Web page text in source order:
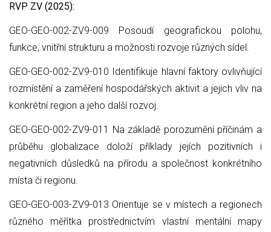
RVP ZV (2025):
GEO-GEO-002-ZV9-009 Posoudí geografickou polohu,
funkce, vnitřní strukturu a možnosti rozvoje různých sídel.
GEO-GEO-002-ZV9-010 Identifikuje hlavní faktory ovlivňující
rozmístění a zaměření hospodářských aktivit a jejich vliv na
konkrétní region a jeho další rozvoj.
GEO-GEO-002-ZV9-011 Na základě porozumění příčinám a
průběhu globalizace doloží příklady jejích pozitivních i
negativních důsledků na přírodu a společnost konkrétního
místa či regionu.
GEO-GEO-003-ZV9-013 Orientuje se v místech a regionech
různého měřítka prostřednictvím vlastní mentální mapy